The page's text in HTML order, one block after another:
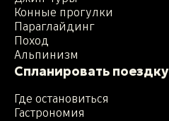
Конные прогулки
Параглайдинг
Поход
Альпинизм
Спланировать поездку
Где остановиться
Гастрономия